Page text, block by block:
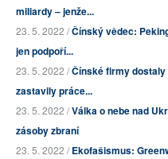
miliardy – jenže...
23. 5. 2022 /Čínský vědec:
jen podpoří...
23. 5. 2022 /Čínské firmy dostaly
zastavily práce...
23. 5. 2022 /Válka o nebe nad
zásoby zbraní
23. 5. 2022 /Ekofašismus: